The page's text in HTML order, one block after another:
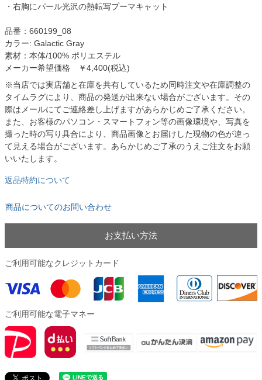
・右胸にパール光沢の熱転写プーマキャット
品番：660199_08
カラー: Galactic Gray
素材：本体/100% ポリエステル
メーカー希望価格 ￥4,400(税込)
※当店では実店舗と在庫を共有しているため同時注文や在庫調整の
タイムラグにより、商品の発送が出来ない場合がございます。その
際はメールにてご連絡差し上げますがあらかじめご了承ください。
また、お客様のパソコン・スマートフォン等の画像環境や、写真を
撮った時の写り具合により、商品画像とお届けした現物の色が違っ
て見える場合がございます。あらかじめご了承のうえご注文をお願
いいたします。
返品特約について
商品についてのお問い合わせ
お支払い方法
ご利用可能なクレジットカード
ご利用可能な電子マネー